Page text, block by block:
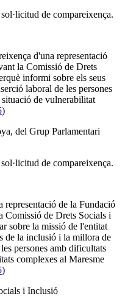
de compareixença.
d'una representació
la Comissió de Drets
informi sobre els seus
laboral de les persones
de vulnerabilitat
)
del Grup Parlamentari
de compareixença.
representació de la Fundació
Comissió de Drets Socials i
sobre la missió de l'entitat
de la inclusió i la millora de
persones amb dificultats
complexes al Maresme
)
i Inclusió